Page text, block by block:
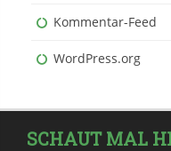
Kommentar-Feed
WordPress.org
SCHAUT MAL